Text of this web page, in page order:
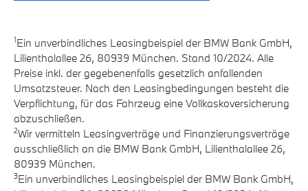
1Ein unverbindliches Leasingbeispiel der BMW Bank GmbH,
Lilienthalallee 26, 80939 München. Stand 10/2024. Alle
Preise inkl. der gegebenenfalls gesetzlich anfallenden
Umsatzsteuer. Nach den Leasingbedingungen besteht die
Verpflichtung, für das Fahrzeug eine Vollkaskoversicherung
abzuschließen.
2Wir vermitteln Leasingverträge und Finanzierungsverträge
ausschließlich an die BMW Bank GmbH, Lilienthalallee 26,
80939 München.
3Ein unverbindliches Leasingbeispiel der BMW Bank GmbH,